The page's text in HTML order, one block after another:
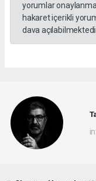
yorumlar
hakaret içerikli
dava